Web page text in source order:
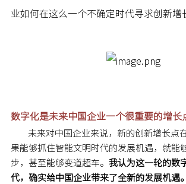
业如何在这么一个不确定时代寻求创新增
数字化是未来中国企业一个很重要的增长
未来对中国企业来说，新的创新增长点
果能够抓住智能文明时代的发展机遇，就能
步，甚至能够变道超车。 我认为这一轮的数
代，确实给中国企业带来了全新的发展机遇。